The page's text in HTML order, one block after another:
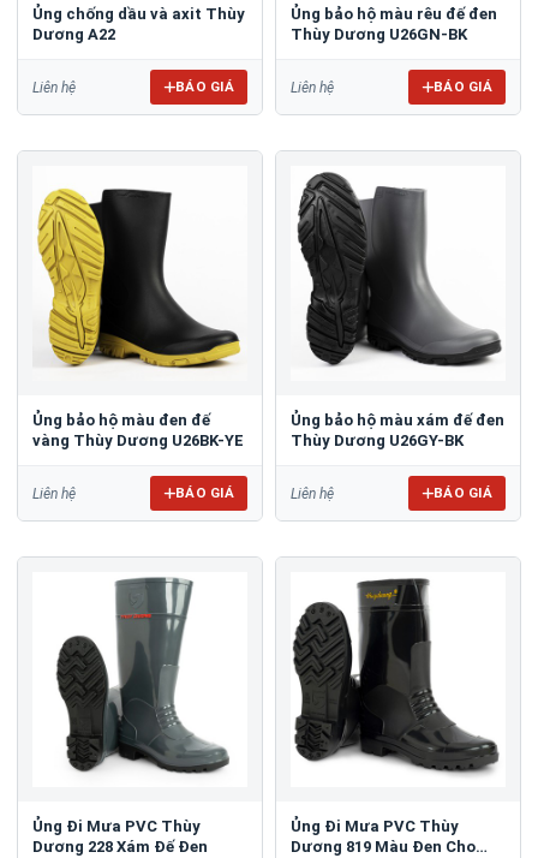
Ủng chống dầu và axit Thùy
Dương A22
Liên hệ BÁO GIÁ
Ủng bảo hộ màu rêu đế đen
Thùy Dương U26GN-BK
Liên hệ BÁO GIÁ
Ủng bảo hộ màu đen đế
vàng Thùy Dương U26BK-YE
Liên hệ BÁO GIÁ
Ủng bảo hộ màu xám đế đen
Thùy Dương U26GY-BK
Liên hệ BÁO GIÁ
Ủng Đi Mưa PVC Thùy
Dương 228 Xám Đế Đen
Ủng Đi Mưa PVC Thùy
Dương 819 Màu Đen Cho